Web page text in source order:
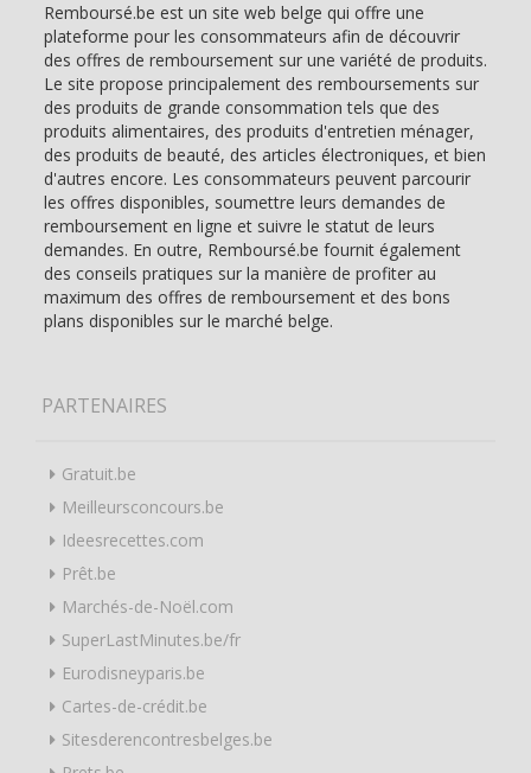
Remboursé.be est un site web belge qui offre une
plateforme pour les consommateurs afin de découvrir
des offres de remboursement sur une variété de produits.
Le site propose principalement des remboursements sur
des produits de grande consommation tels que des
produits alimentaires, des produits d'entretien ménager,
des produits de beauté, des articles électroniques, et bien
d'autres encore. Les consommateurs peuvent parcourir
les offres disponibles, soumettre leurs demandes de
remboursement en ligne et suivre le statut de leurs
demandes. En outre, Remboursé.be fournit également
des conseils pratiques sur la manière de profiter au
maximum des offres de remboursement et des bons
plans disponibles sur le marché belge.
PARTENAIRES
Gratuit.be
Meilleursconcours.be
Ideesrecettes.com
Prêt.be
Marchés-de-Noël.com
SuperLastMinutes.be/fr
Eurodisneyparis.be
Cartes-de-crédit.be
Sitesderencontresbelges.be